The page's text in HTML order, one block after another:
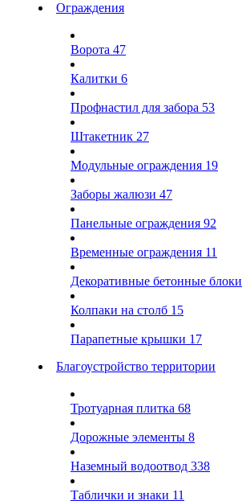
Ограждения
Ворота 47
Калитки 6
Профнастил для забора 53
Штакетник 27
Модульные ограждения 19
Заборы жалюзи 47
Панельные ограждения 92
Временные ограждения 11
Декоративные бетонные блоки
Колпаки на столб 15
Парапетные крышки 17
Благоустройство территории
Тротуарная плитка 68
Дорожные элементы 8
Наземный водоотвод 338
Таблички и знаки 11